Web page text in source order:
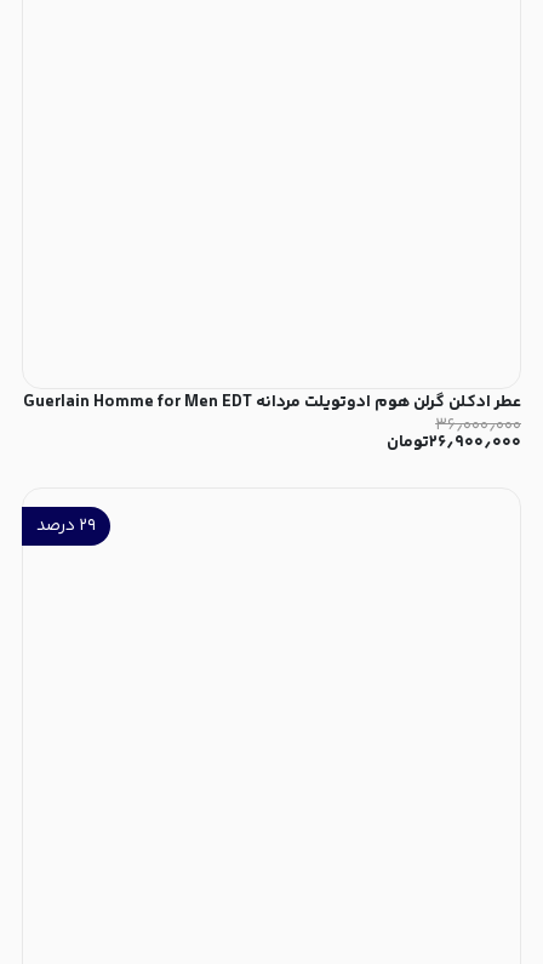
عطر ادکلن گرلن هوم ادوتویلت مردانه Guerlain Homme for Men EDT
۳۶٫۰۰۰٫۰۰۰
۲۶٫۹۰۰٫۰۰۰تومان
۲۹ درصد